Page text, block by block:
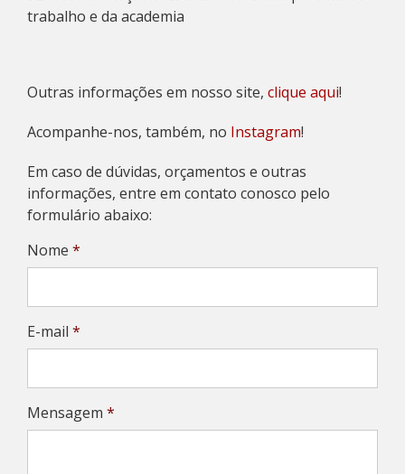
trabalho e da academia
Outras informações em nosso site, clique aqui!
Acompanhe-nos, também, no Instagram!
Em caso de dúvidas, orçamentos e outras
informações, entre em contato conosco pelo
formulário abaixo:
Nome *
E-mail *
Mensagem *